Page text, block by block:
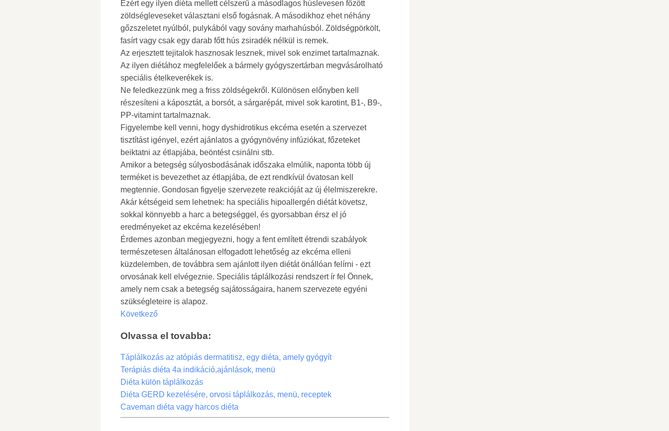
Ezért egy ilyen diéta mellett célszerű a másodlagos húslevesen főzött
zöldségleveseket választani első fogásnak. A másodikhoz ehet néhány
gőzszeletet nyúlból, pulykából vagy sovány marhahúsból. Zöldségpörkölt,
fasírt vagy csak egy darab főtt hús zsiradék nélkül is remek.
Az erjesztett tejitalok hasznosak lesznek, mivel sok enzimet tartalmaznak.
Az ilyen diétához megfelelőek a bármely gyógyszertárban megvásárolható
speciális ételkeverékek is.
Ne feledkezzünk meg a friss zöldségekről. Különösen előnyben kell
részesíteni a káposztát, a borsót, a sárgarépát, mivel sok karotint, B1-, B9-,
PP-vitamint tartalmaznak.
Figyelembe kell venni, hogy dyshidrotikus ekcéma esetén a szervezet
tisztítást igényel, ezért ajánlatos a gyógynövény infúziókat, főzeteket
beiktatni az étlapjába, beöntést csinálni stb.
Amikor a betegség súlyosbodásának időszaka elmúlik, naponta több új
terméket is bevezethet az étlapjába, de ezt rendkívül óvatosan kell
megtennie. Gondosan figyelje szervezete reakcióját az új élelmiszerekre.
Akár kétségeid sem lehetnek: ha speciális hipoallergén diétát követsz,
sokkal könnyebb a harc a betegséggel, és gyorsabban érsz el jó
eredményeket az ekcéma kezelésében!
Érdemes azonban megjegyezni, hogy a fent említett étrendi szabályok
természetesen általánosan elfogadott lehetőség az ekcéma elleni
küzdelemben, de továbbra sem ajánlott ilyen diétát önállóan felírni - ezt
orvosának kell elvégeznie. Speciális táplálkozási rendszert ír fel Önnek,
amely nem csak a betegség sajátosságaira, hanem szervezete egyéni
szükségleteire is alapoz.
Következő
Olvassa el tovabba:
Táplálkozás az atópiás dermatitisz, egy diéta, amely gyógyít
Terápiás diéta 4a indikáció,ajánlások, menü
Diéta külön táplálkozás
Diéta GERD kezelésére, orvosi táplálkozás, menü, receptek
Caveman diéta vagy harcos diéta